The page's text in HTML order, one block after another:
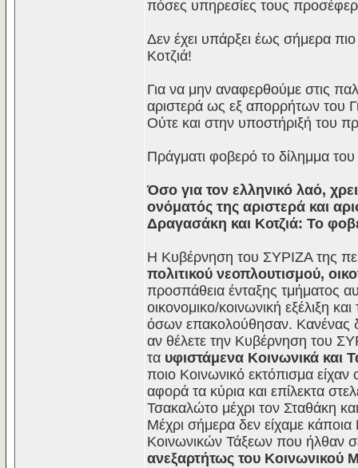
πόσες υπηρεσίες τους
Δεν έχει υπάρξει έως σήμερα
Κοτζιά!
Για να μην αναφερθούμε στις
αριστερά ως εξ απορρήτων του
Ούτε και στην υποστήριξή του
Πράγματι φοβερό το δίλημμα
Όσο για τον ελληνικό λαό,
ονόματός της αριστερά και
Δραγασάκη και Κοτζιά: Το
Η Κυβέρνηση του ΣΥΡΙΖΑ της
πολιτικού νεοπλουτισμού,
προσπάθεια ένταξης τμήματος
οικονομικο/κοινωνική εξέλιξη
όσων επακολούθησαν. Κανένας
αν θέλετε την Κυβέρνηση του
τα υφιστάμενα Κοινωνικά και
ποιο Κοινωνικό εκτόπισμα
αφορά τα κύρια και επίλεκτα
Τσακαλώτο μέχρι τον Σταθάκη
Μέχρι σήμερα δεν είχαμε
Κοινωνικών Τάξεων που ήλθαν
ανεξαρτήτως του Κοινωνικού